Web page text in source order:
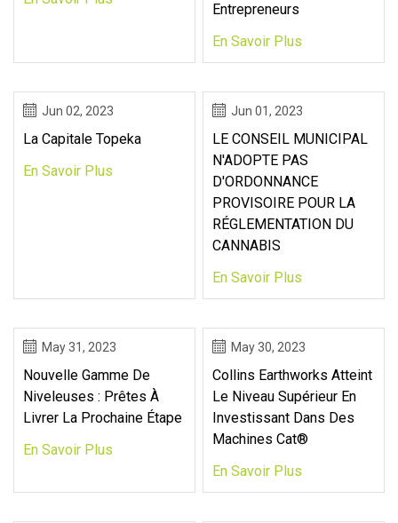
Entrepreneurs
En Savoir Plus
Jun 02, 2023
La Capitale Topeka
En Savoir Plus
Jun 01, 2023
LE CONSEIL MUNICIPAL
N'ADOPTE PAS
D'ORDONNANCE
PROVISOIRE POUR LA
RÉGLEMENTATION DU
CANNABIS
En Savoir Plus
May 31, 2023
Nouvelle Gamme De
Niveleuses : Prêtes À
Livrer La Prochaine Étape
En Savoir Plus
May 30, 2023
Collins Earthworks Atteint
Le Niveau Supérieur En
Investissant Dans Des
Machines Cat®
En Savoir Plus